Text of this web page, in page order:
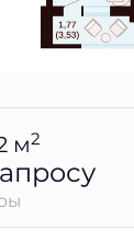
м2